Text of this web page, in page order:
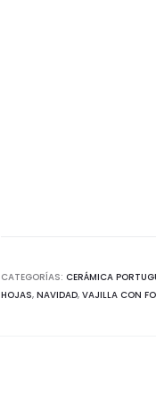
CATEGORÍAS: CERÁMICA
HOJAS, NAVIDAD, VAJILLA CON